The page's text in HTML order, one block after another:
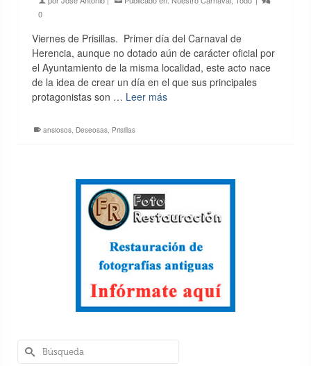
0
Viernes de Prisillas. Primer día del Carnaval de
Herencia, aunque no dotado aún de carácter oficial por
el Ayuntamiento de la misma localidad, este acto nace
de la idea de crear un día en el que sus principales
protagonistas son … Leer más
ansiosos, Deseosas, Prisillas